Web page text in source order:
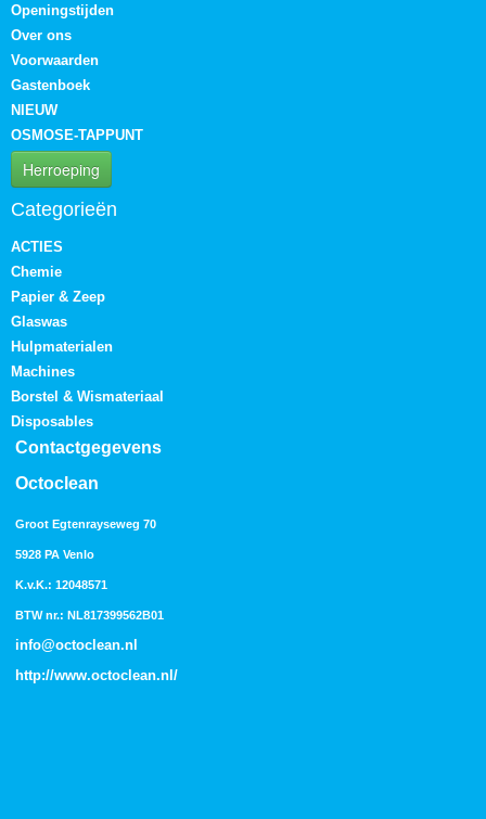
Openingstijden
Over ons
Voorwaarden
Gastenboek
NIEUW
OSMOSE-TAPPUNT
Herroeping
Categorieën
ACTIES
Chemie
Papier & Zeep
Glaswas
Hulpmaterialen
Machines
Borstel & Wismateriaal
Disposables
Contactgegevens
Octoclean
Groot Egtenrayseweg 70
5928 PA Venlo
K.v.K.: 12048571
BTW nr.: NL817399562B01
info@octoclean.nl
http://www.octoclean.nl /